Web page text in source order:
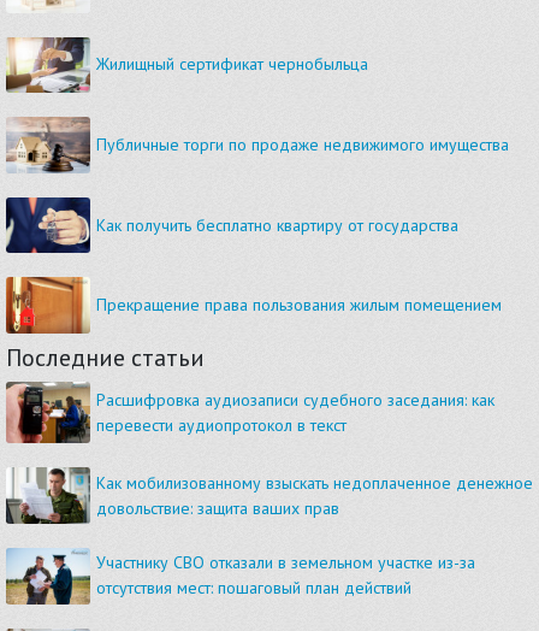
Жилищный сертификат чернобыльца
Публичные торги по продаже недвижимого имущества
Как получить бесплатно квартиру от государства
Прекращение права пользования жилым помещением
Последние статьи
Расшифровка аудиозаписи судебного заседания: как
перевести аудиопротокол в текст
Как мобилизованному взыскать недоплаченное денежное
довольствие: защита ваших прав
Участнику СВО отказали в земельном участке из-за
отсутствия мест: пошаговый план действий